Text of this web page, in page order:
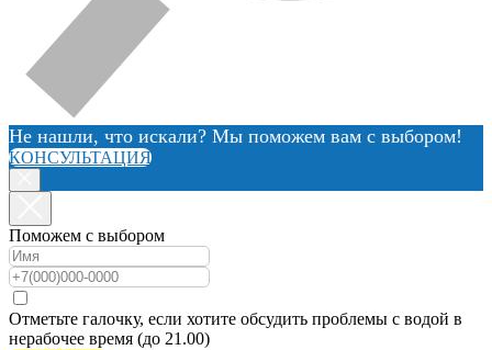
Не нашли, что искали? Мы поможем вам с выбором!
КОНСУЛЬТАЦИЯ
Поможем с выбором
Отметьте галочку, если хотите обсудить проблемы с водой в
нерабочее время (до 21.00)